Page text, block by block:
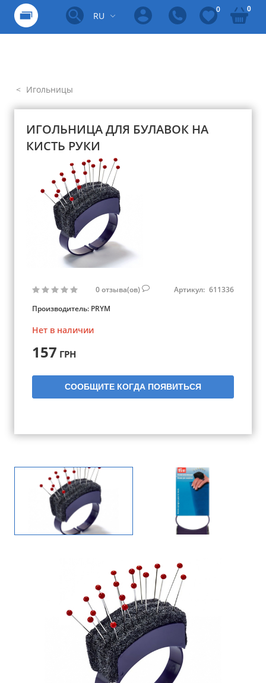
RU
0 0
Игольницы
ИГОЛЬНИЦА ДЛЯ БУЛАВОК НА
КИСТЬ РУКИ
0отзыва(ов) Артикул: 611336
Производитель: PRYM
Нет в наличии
157 ГРН
СООБЩИТЕ КОГДА ПОЯВИТЬСЯ